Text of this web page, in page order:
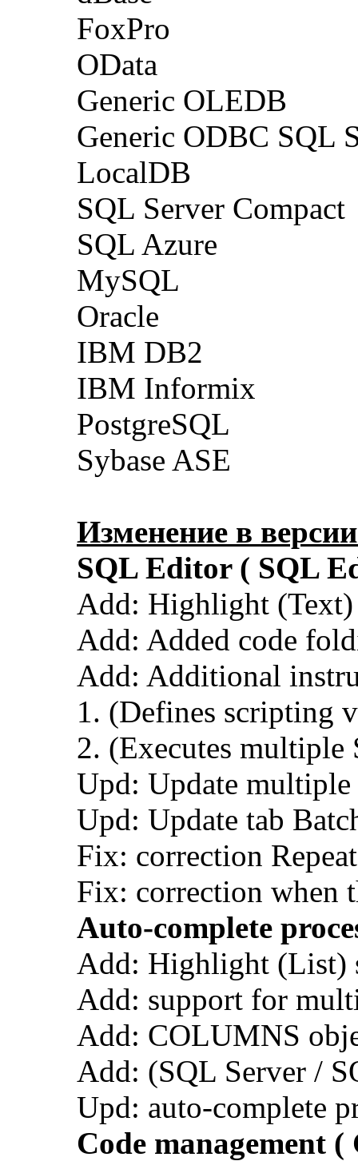
FoxPro
OData
Generic OLEDB
Generic ODBC SQL
LocalDB
SQL Server Compact
SQL Azure
MySQL
Oracle
IBM DB2
IBM Informix
PostgreSQL
Sybase ASE
Изменение в
SQL Editor ( SQL
Add: Highlight (Text)
Add: Added code
Add: Additional
1. (Defines scripting
2. (Executes
Upd: Update
Upd: Update tab
Fix: correction
Fix: correction when
Auto-complete
Add: Highlight (List)
Add: support for
Add: COLUMNS
Add: (SQL Server /
Upd: auto-complete
Code management